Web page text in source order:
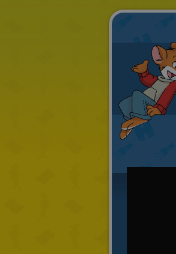
E-book